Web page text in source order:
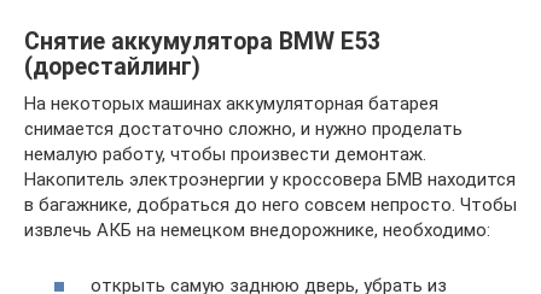
Снятие аккумулятора BMW E53
(дорестайлинг)
На некоторых машинах аккумуляторная батарея
снимается достаточно сложно, и нужно проделать
немалую работу, чтобы произвести демонтаж.
Накопитель электроэнергии у кроссовера БМВ находится
в багажнике, добраться до него совсем непросто. Чтобы
извлечь АКБ на немецком внедорожнике, необходимо:
открыть самую заднюю дверь, убрать из